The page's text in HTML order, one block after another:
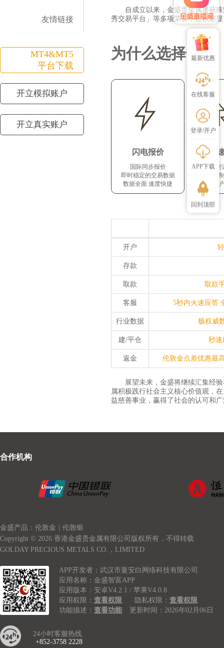
最新优惠
邀好友
在线客服
登录/开户
APP下载
回到顶部
友情链接
MT4&MT5
平台下载
开立模拟账户
开立真实账户
自成立以来，金盛贵金属屡获
秀交易平台」等多项荣誉，足以彰
为什么选择金盛
闪电报价
国际同步报价
即时稳定的交易数据
数据全面 速度快捷
快
24小时
交易机
保证客
开户
存款
取款 取款
客服 5秒内火速应答
行业数据 极权威
建/平仓 秒速
返金 伦敦金点差优惠最
展望未来，金盛将继续汇集经
属积极践行社会主义核心价值观，
益慈善事业，赢得了社会的认可和
合作机构
金盛产品：伦敦金
伦敦银
Copyright © 2026 香港金盛贵金属有限公司版权所有，不得转载
GOLDAY PRECIOUS METALS CO.，LIMITED
APP开发者：武汉市曼安白网络科技有限公司
应用名称：金盛智富APP
应用版本：安卓V4.2.1 / 苹果V4.0.8
应用权限： 查看权限 隐私权限： 查看权限
功能描述： 查看功能 更新时间：2026年02月06日
24小时客服热线
+852-3758 2228